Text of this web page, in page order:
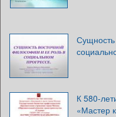
К 580-
«Мастер